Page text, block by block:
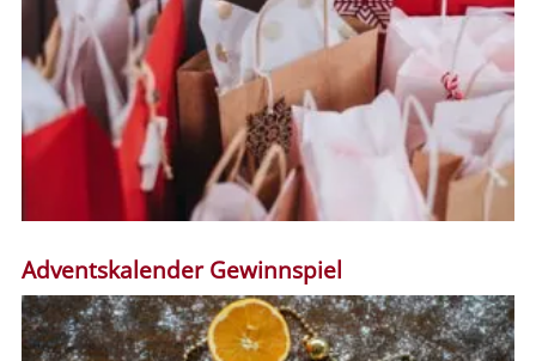
Adventskalender Gewinnspiel